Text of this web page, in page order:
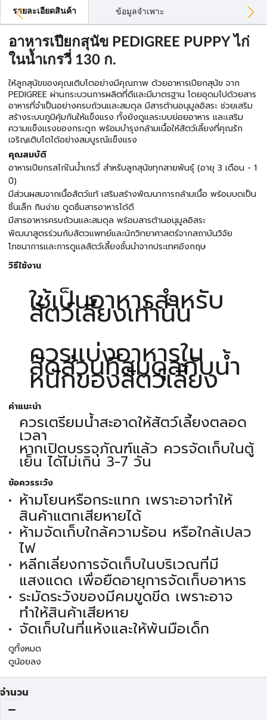
รายละเอียดสินค้า ข้อมูลจำเพาะ
อาหารเปียกสุนัข PEDIGREE PUPPY ไก่
ในน้ำเกรวี่ 130 ก.
ให้ลูกสุนัขของคุณเติบโตอย่างมีคุณภาพ ด้วยอาหารเปียกสุนัข จาก
PEDIGREE ผ่านกระบวนการผลิตที่ดีและมีมาตรฐาน โดยอุดมไปด้วยสาร
อาหารที่จำเป็นอย่างครบถ้วนและสมดุล มีสารต้านอนุมูลอิสระ ช่วยเสริม
สร้างระบบภูมิคุ้มกันให้แข็งแรง ทั้งยังดูแลระบบย่อยอาหาร และเสริม
ความแข็งแรงของกระดูก พร้อมบำรุงกล้ามเนื้อให้สัตว์เลี้ยงที่คุณรัก
เจริญเติบโตได้อย่างสมบูรณ์แข็งแรง
คุณสมบัติ
อาหารเปียกรสไก่ในน้ำเกรวี่ สำหรับลูกสุนัขทุกสายพันธุ์ (อายุ 3 เดือน - 1
ปี)
มีส่วนผสมจากเนื้อสัตว์แท้ เสริมสร้างพัฒนาการกล้ามเนื้อ พร้อมบดเป็น
ชิ้นเล็ก กินง่าย ดูดซึมสารอาหารได้ดี
มีสารอาหารครบถ้วนและสมดุล พร้อมสารต้านอนุมูลอิสระ
พัฒนาสูตรร่วมกับสัตวแพทย์และนักวิทยาศาสตร์จากสถาบันวิจัย
โภชนาการและการดูแลสัตว์เลี้ยงชั้นนำจากประเทศอังกฤษ
วิธีใช้งาน
ใช้เป็นอาหารสำหรับ
สัตว์เลี้ยงเท่านั้น
ควรแบ่งอาหารใน
สัดส่วนที่สมดุลกับน้ำ
หนักของสัตว์เลี้ยง
คำแนะนำ
ควรเตรียมน้ำสะอาดให้สัตว์เลี้ยงตลอด
เวลา
หากเปิดบรรจุภัณฑ์แล้ว ควรจัดเก็บในตู้
เย็น ได้ไม่เกิน 3-7 วัน
ข้อควรระวัง
ห้ามโยนหรือกระแทก เพราะอาจทำให้
สินค้าแตกเสียหายได้
ห้ามจัดเก็บใกล้ความร้อน หรือใกล้เปลว
ไฟ
หลีกเลี่ยงการจัดเก็บในบริเวณที่มี
แสงแดด เพื่อยืดอายุการจัดเก็บอาหาร
ระมัดระวังของมีคมขูดขีด เพราะอาจ
ทำให้สินค้าเสียหาย
จัดเก็บในที่แห้งและให้พ้นมือเด็ก
ดูทั้งหมด
ดูน้อยลง
จำนวน